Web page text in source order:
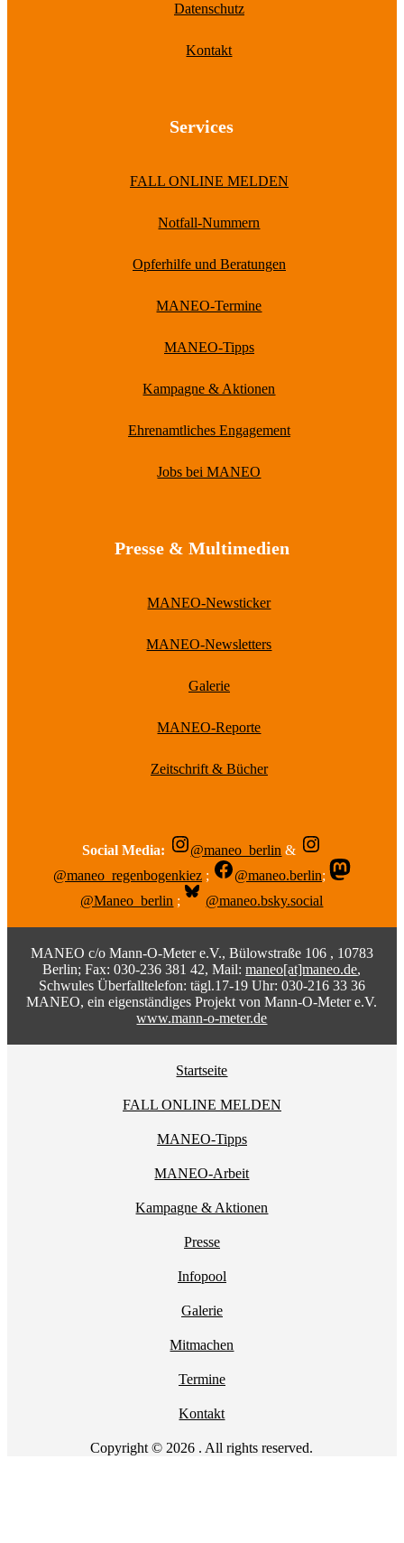
Datenschutz
Kontakt
Services
FALL ONLINE MELDEN
Notfall-Nummern
Opferhilfe und Beratungen
MANEO-Termine
MANEO-Tipps
Kampagne & Aktionen
Ehrenamtliches Engagement
Jobs bei MANEO
Presse & Multimedien
MANEO-Newsticker
MANEO-Newsletters
Galerie
MANEO-Reporte
Zeitschrift & Bücher
Social Media: @maneo_berlin &
@maneo_regenbogenkiez ; @maneo.berlin;
@Maneo_berlin ; @maneo.bsky.social
MANEO c/o Mann-O-Meter e.V., Bülowstraße 106 , 10783
Berlin; Fax: 030-236 381 42, Mail:maneo[at]maneo.de,
Schwules Überfalltelefon: tägl.17-19 Uhr: 030-216 33 36
MANEO, ein eigenständiges Projekt von Mann-O-Meter e.V.
www.mann-o-meter.de
Startseite
FALL ONLINE MELDEN
MANEO-Tipps
MANEO-Arbeit
Kampagne & Aktionen
Presse
Infopool
Galerie
Mitmachen
Termine
Kontakt
Copyright © 2026 . All rights reserved.